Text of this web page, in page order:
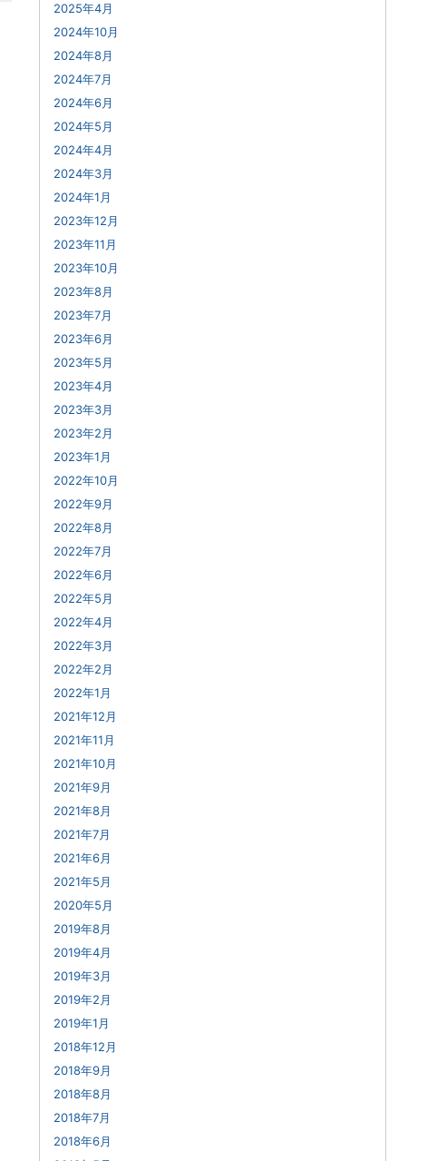
2025年4月
2024年10月
2024年8月
2024年7月
2024年6月
2024年5月
2024年4月
2024年3月
2024年1月
2023年12月
2023年11月
2023年10月
2023年8月
2023年7月
2023年6月
2023年5月
2023年4月
2023年3月
2023年2月
2023年1月
2022年10月
2022年9月
2022年8月
2022年7月
2022年6月
2022年5月
2022年4月
2022年3月
2022年2月
2022年1月
2021年12月
2021年11月
2021年10月
2021年9月
2021年8月
2021年7月
2021年6月
2021年5月
2020年5月
2019年8月
2019年4月
2019年3月
2019年2月
2019年1月
2018年12月
2018年9月
2018年8月
2018年7月
2018年6月